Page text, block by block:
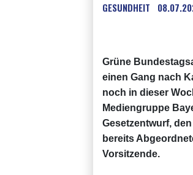
GESUNDHEIT
Grüne
einen Gang nach
noch in dieser
Mediengruppe
Gesetzentwurf,
bereits
Vorsitzende.